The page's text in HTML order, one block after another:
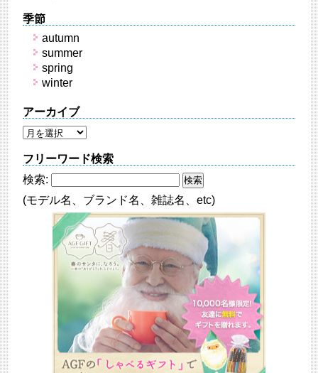
季節
autumn
summer
spring
winter
アーカイブ
フリーワード検索
検索:
(モデル名、ブランド名、雑誌名、etc)